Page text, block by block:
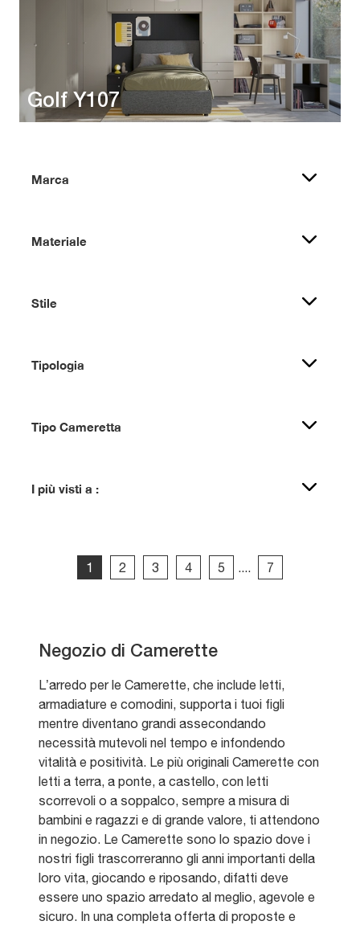
Marca
Materiale
Stile
Tipologia
Tipo Cameretta
I più visti a :
Golf Y107
1 2 3 4 5 .... 7
Negozio di Camerette
L’arredo per le Camerette, che include letti,
armadiature e comodini, supporta i tuoi figli
mentre diventano grandi assecondando
necessità mutevoli nel tempo e infondendo
vitalità e positività. Le più originali Camerette con
letti a terra, a ponte, a castello, con letti
scorrevoli o a soppalco, sempre a misura di
bambini e ragazzi e di grande valore, ti attendono
in negozio. Le Camerette sono lo spazio dove i
nostri figli trascorreranno gli anni importanti della
loro vita, giocando e riposando, difatti deve
essere uno spazio arredato al meglio, agevole e
sicuro. In una completa offerta di proposte e